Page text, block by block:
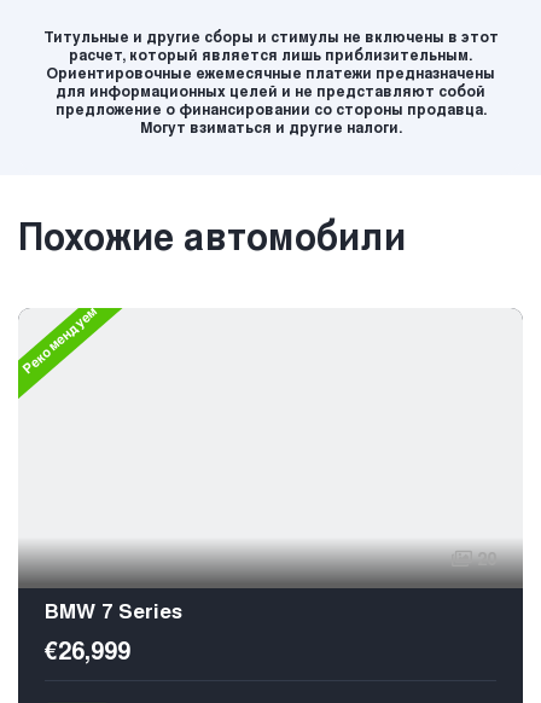
Титульные и другие сборы и стимулы не включены в этот
расчет, который является лишь приблизительным.
Ориентировочные ежемесячные платежи предназначены
для информационных целей и не представляют собой
предложение о финансировании со стороны продавца.
Могут взиматься и другие налоги.
Похожие автомобили
Рекомендуем
20
BMW 7 Series
€26,999